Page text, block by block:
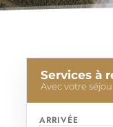
Services à
Avec votre
ARRIVÉE